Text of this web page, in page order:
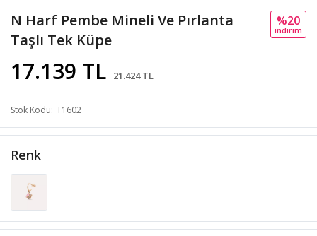
N Harf Pembe Mineli Ve Pırlanta
Taşlı Tek Küpe
17.139 TL 21.424 TL
%20
i̇ndi̇ri̇m
Stok Kodu T1602
Renk